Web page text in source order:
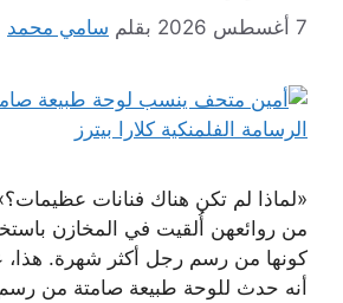
7 أغسطس 2026 بقلم سامي محمد
«لماذا لم تكن هناك فنانات عظيمات؟»
من روائعهن أُلقيت في المخازن
كونها من رسم رجل أكثر شهرة. هذا،
أنه حدث للوحة طبيعة صامتة من